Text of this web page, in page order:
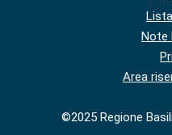
Note
Area
©2025 Regione